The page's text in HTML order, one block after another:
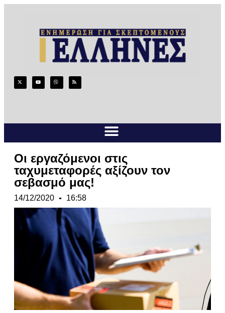
Οι εργαζόμενοι στις
ταχυμεταφορές αξίζουν τον
σεβασμό μας!
14/12/2020 16:58